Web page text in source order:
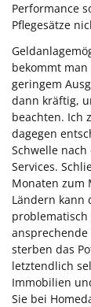
Performance
Pflegesätze
bekommt
geringem
dann kräftig,
beachten. Ich
dagegen
Schwelle
Services.
Monaten zum
Ländern kann
ansprechende
sterben das
letztendlich
Immobilien
Sie bei